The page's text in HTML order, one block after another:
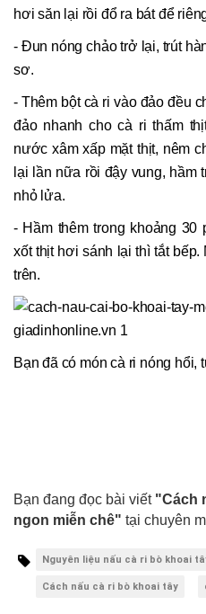
hơi săn lại rồi đổ ra bát để
- Đun nóng chảo trở lại, trút
sơ.
- Thêm bột cà ri vào đảo đều
đảo nhanh cho cà ri thấm
nước xâm xấp mặt thịt, nêm
lại lần nữa rồi đậy vung, hầm
nhỏ lửa.
- Hầm thêm trong khoảng
xốt thịt hơi sánh lại thì tắt bếp.
trên.
Bạn đã có món cà ri nóng hổi,
Bạn đang đọc bài viết "Cách
ngon miễn chê" tại chuyên
Nguyên liệu nấu cà ri bò khoai
Cách nấu cà ri bò khoai tây